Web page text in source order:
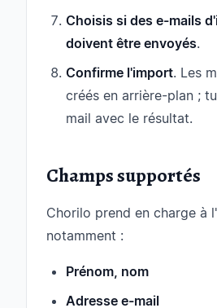
Choisis si des e-mails
doivent être envoyés.
Confirme l'import. Les
créés en arrière-plan ;
mail avec le résultat.
Champs supportés
Chorilo prend en charge à
notamment :
Prénom, nom
Adresse e-mail